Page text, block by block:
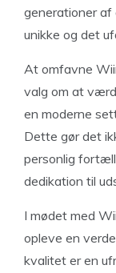
generationer af
unikke og det
At omfavne
valg om at
en moderne
Dette gør det
personlig
dedikation til
I mødet med
opleve en
kvalitet er en